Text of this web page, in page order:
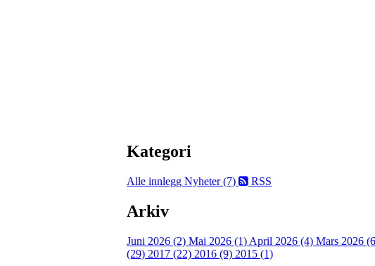
Kategori
Alle innlegg Nyheter (7) RSS
Arkiv
Juni 2026 (2) Mai 2026 (1) April 2026 (4) Mars 2026
(29) 2017 (22) 2016 (9) 2015 (1)